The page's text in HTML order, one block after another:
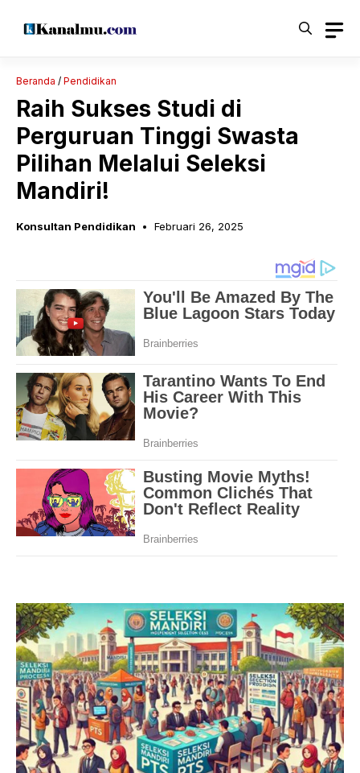
Beranda / Pendidikan
Raih Sukses Studi di
Perguruan Tinggi Swasta
Pilihan Melalui Seleksi
Mandiri!
Konsultan Pendidikan Februari 26, 2025